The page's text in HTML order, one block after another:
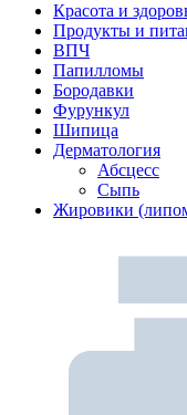
Красота и
Продукты и
ВПЧ
Папилломы
Бородавки
Фурункул
Шипица
Дерматология
Абсцесс
Сыпь
Жировики